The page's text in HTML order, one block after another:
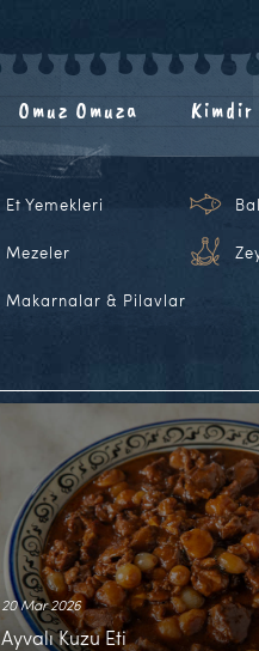
Omuz Omuza Kimdir
Et Yemekleri
Mezeler
Makarnalar & Pilavlar
20 Mar 2026
Ayvalı Kuzu Eti